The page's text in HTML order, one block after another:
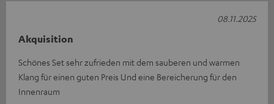
Akquisition
Schönes Set sehr zufrieden mit dem sauberen und warmen
Klang für einen guten Preis Und eine Bereicherung für den
Innenraum
08.11.2025